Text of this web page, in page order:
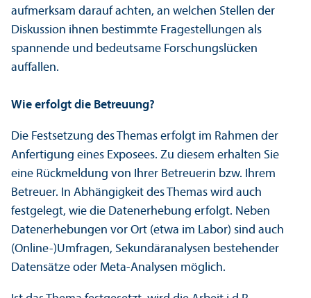
aufmerksam darauf achten, an welchen Stellen der
Diskussion ihnen bestimmte Fragestellungen als
spannende und bedeutsame Forschungs­lücken
auffallen.
Wie erfolgt die Betreuung?
Die Festsetzung des Themas erfolgt im Rahmen der
Anfertigung eines Exposees. Zu diesem erhalten Sie
eine Rückmeldung von Ihrer Betreuerin bzw. Ihrem
Betreuer. In Abhängigkeit des Themas wird auch
festgelegt, wie die Datenerhebung erfolgt. Neben
Datenerhebungen vor Ort (etwa im Labor) sind auch
(Online-)Umfragen, Sekundäranalysen bestehender
Datensätze oder Meta-Analysen möglich.